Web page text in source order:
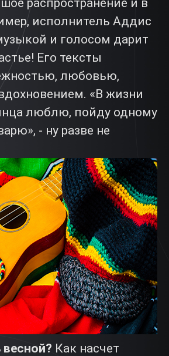
распространение и в
исполнитель Аддис
и голосом дарит
Его тексты
любовью,
«В жизни
люблю, пойду одному
- ну разве не
Как насчет